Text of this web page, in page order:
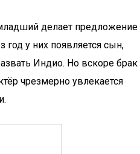
делает предложение
у них появляется сын,
Индио. Но вскоре брак
чрезмерно увлекается